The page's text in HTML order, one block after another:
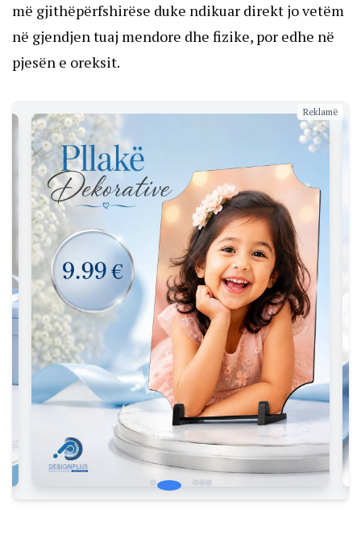
më gjithëpërfshirëse duke ndikuar direkt jo vetëm
në gjendjen tuaj mendore dhe fizike, por edhe në
pjesën e oreksit.
Reklamë